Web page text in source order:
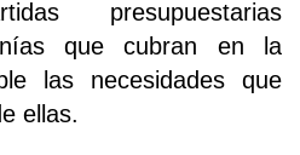
presupuestarias
que cubran en la
las necesidades que
ellas.